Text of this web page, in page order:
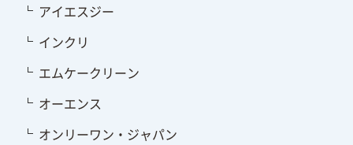
アイエスジー
インクリ
エムケークリーン
オーエンス
オンリーワン・ジャパン